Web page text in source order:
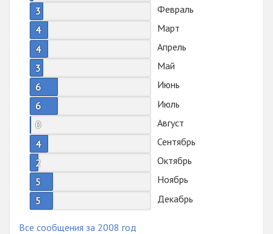
3
Февраль
4
Март
4
Апрель
3
Май
6
Июнь
6
Июль
0
Август
4
Сентябрь
2
Октябрь
5
Ноябрь
5
Декабрь
Все сообщения за 2008 год